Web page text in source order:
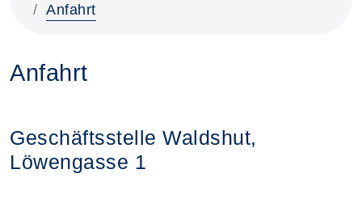
Anfahrt
Anfahrt
Geschäftsstelle Waldshut,
Löwengasse 1